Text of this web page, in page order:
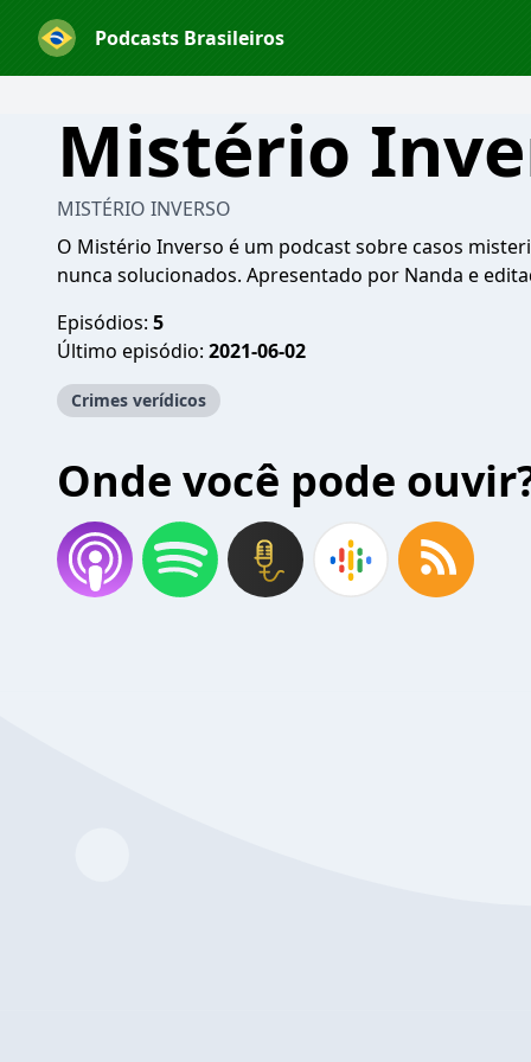
Podcasts Brasileiros
Mistério
MISTÉRIO INVERSO
O Mistério Inverso é um podcast sobre casos
nunca solucionados. Apresentado por Nanda e
Episódios: 5
Último episódio: 2021-06-02
Crimes verídicos
Onde você pode